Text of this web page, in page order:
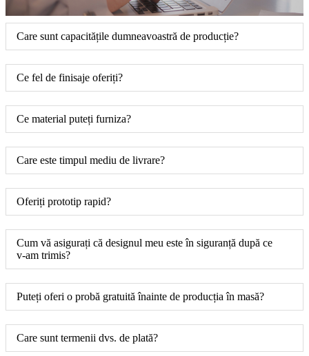
Care sunt capacitățile dumneavoastră de producție?
Ce fel de finisaje oferiți?
Ce material puteți furniza?
Care este timpul mediu de livrare?
Oferiți prototip rapid?
Cum vă asigurați că designul meu este în siguranță după ce
v-am trimis?
Puteți oferi o probă gratuită înainte de producția în masă?
Care sunt termenii dvs. de plată?